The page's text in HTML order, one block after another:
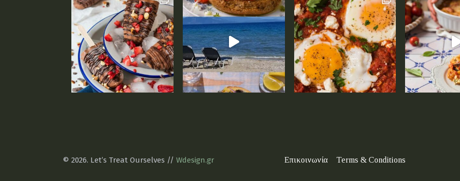
© 2026. Let’s Treat Ourselves // Wdesign.gr Επικοινωνία Terms & Conditions